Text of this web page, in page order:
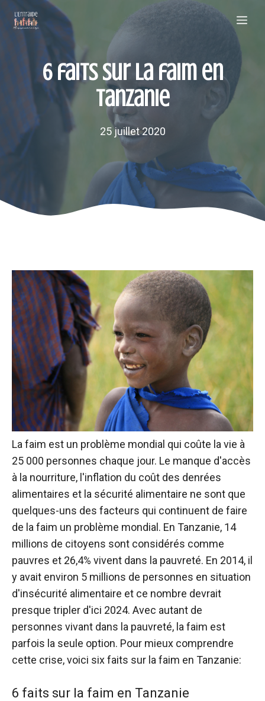
6 faits sur la faim en
Tanzanie
25 juillet 2020
La faim est un problème mondial qui coûte la vie à
25 000 personnes chaque jour. Le manque d'accès
à la nourriture, l'inflation du coût des denrées
alimentaires et la sécurité alimentaire ne sont que
quelques-uns des facteurs qui continuent de faire
de la faim un problème mondial. En Tanzanie, 14
millions de citoyens sont considérés comme
pauvres et 26,4% vivent dans la pauvreté. En 2014, il
y avait environ 5 millions de personnes en situation
d'insécurité alimentaire et ce nombre devrait
presque tripler d'ici 2024. Avec autant de
personnes vivant dans la pauvreté, la faim est
parfois la seule option. Pour mieux comprendre
cette crise, voici six faits sur la faim en Tanzanie:
6 faits sur la faim en Tanzanie